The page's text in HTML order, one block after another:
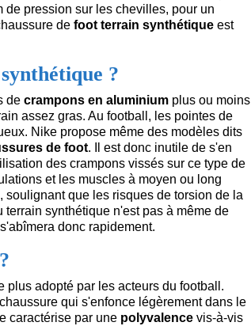
pression sur les chevilles, pour un
de foot terrain synthétique est
?
de crampons en aluminium plus ou moins
assez gras. Au football, les pointes de
Nike propose même des modèles dits
de foot. Il est donc inutile de s'en
des crampons vissés sur ce type de
et les muscles à moyen ou long
soulignant que les risques de torsion de la
synthétique n'est pas à même de
s'abîmera donc rapidement.
plus adopté par les acteurs du football.
qui s'enfonce légèrement dans le
caractérise par une polyvalence vis-à-vis